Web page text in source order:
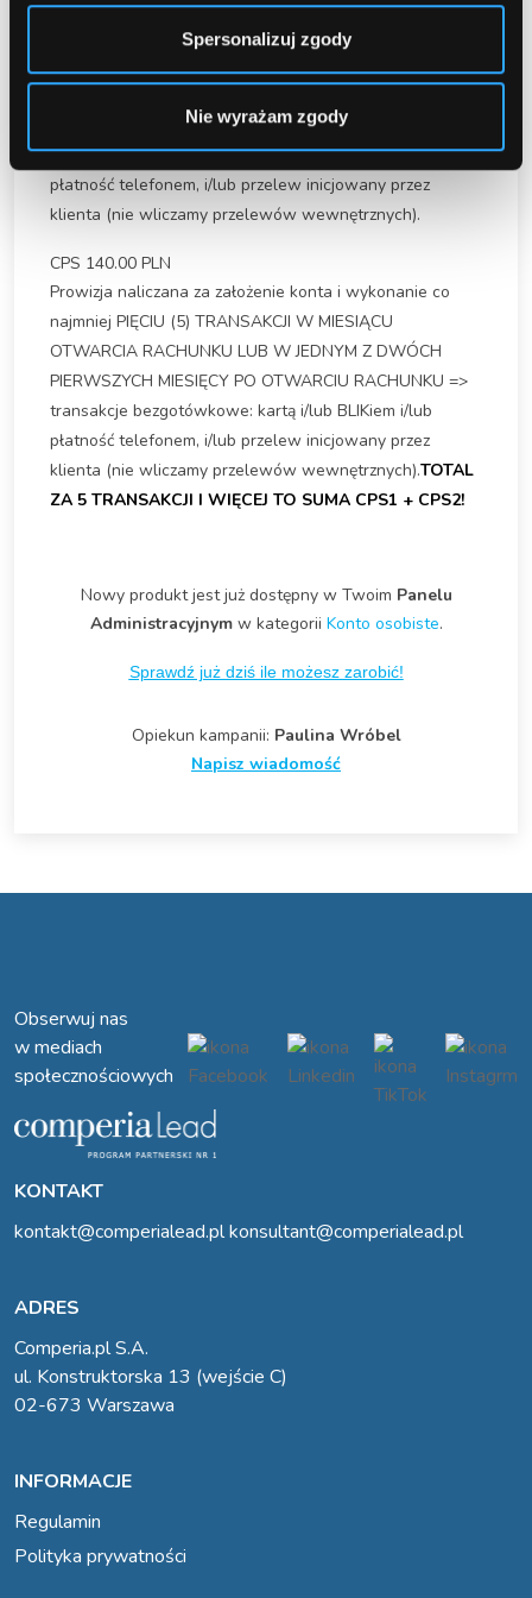
Spersonalizuj zgody
Nie wyrażam zgody
CPS 105.00 PLN
Prowizja naliczana za założenie konta i wykonanie co
najmniej JEDNEJ (1) TRANSAKCJI W MIESIĄCU
PIERWSZYCH MIESIĘCY PO OTWARCIU RACHUNKU =>
transakcje bezgotówkowe: kartą i/lub BLIKiem i/lub
płatność telefonem, i/lub przelew inicjowany przez
klienta (nie wliczamy przelewów wewnętrznych).
CPS 140.00 PLN
Prowizja naliczana za założenie konta i wykonanie co
najmniej PIĘCIU (5) TRANSAKCJI W MIESIĄCU
OTWARCIA RACHUNKU LUB W JEDNYM Z DWÓCH
PIERWSZYCH MIESIĘCY PO OTWARCIU RACHUNKU =>
transakcje bezgotówkowe: kartą i/lub BLIKiem i/lub
płatność telefonem, i/lub przelew inicjowany przez
klienta (nie wliczamy przelewów wewnętrznych).TOTAL
ZA 5 TRANSAKCJI I WIĘCEJ TO SUMA CPS1 + CPS2!
Nowy produkt jest już dostępny w Twoim Panelu
Administracyjnymw kategorii Konto osobiste.
Sprawdź już dziś ile możesz zarobić!
Opiekun kampanii: Paulina Wróbel
Napisz wiadomość
Obserwuj nas
w mediach
społecznościowych
INFORMACJE
Regulamin
Polityka prywatności
ADRES
Comperia.pl S.A.
ul. Konstruktorska 13 (wejście C)
02-673 Warszawa
KONTAKT
kontakt@comperialead.plkonsultant@comperialead.pl